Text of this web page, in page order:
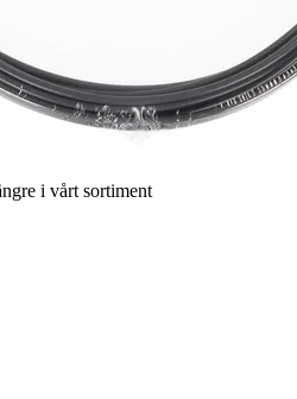
i vårt sortiment